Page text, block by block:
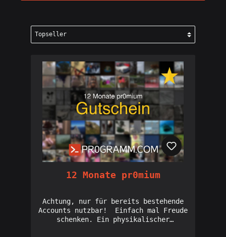
12 Monate pr0mium
Achtung, nur für bereits bestehende
Accounts nutzbar! Einfach mal Freude
schenken. Ein physikalischer